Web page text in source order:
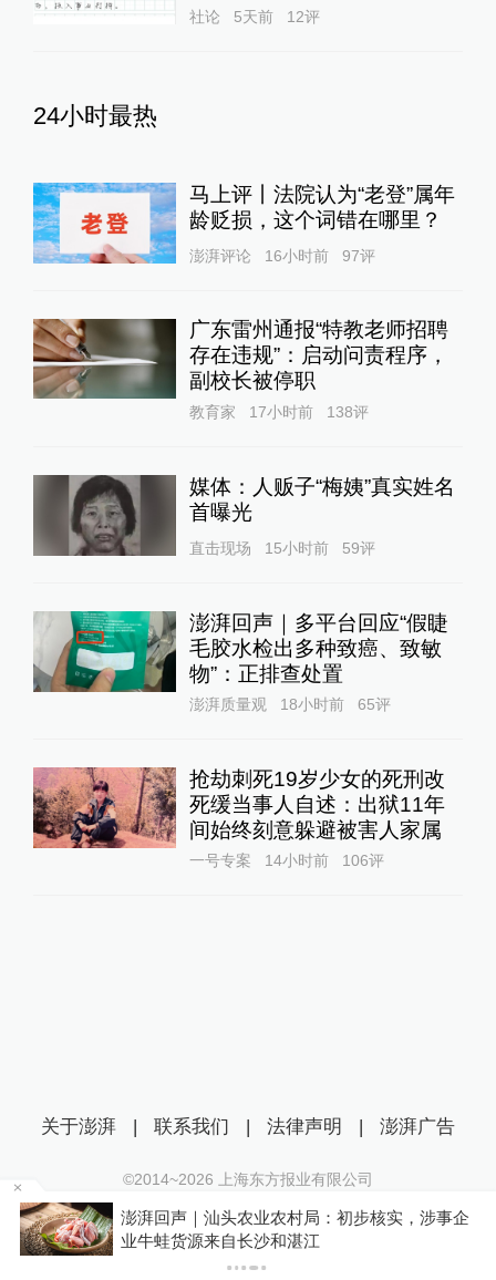
社论 5天前 12评
24小时最热
马上评丨法院认为“老登”属年
龄贬损，这个词错在哪里？
澎湃评论 16小时前 97评
广东雷州通报“特教老师招聘
存在违规”：启动问责程序，
副校长被停职
教育家 17小时前 138评
媒体：人贩子“梅姨”真实姓名
首曝光
直击现场 15小时前 59评
澎湃回声｜多平台回应“假睫
毛胶水检出多种致癌、致敏
物”：正排查处置
澎湃质量观 18小时前 65评
抢劫刺死19岁少女的死刑改
死缓当事人自述：出狱11年
间始终刻意躲避被害人家属
一号专案 14小时前 106评
澎湃回声｜汕头农业农村局：初步核实，涉事企
业牛蛙货源来自长沙和湛江
关于澎湃 | 联系我们 | 法律声明 | 澎湃广告
©2014~2026 上海东方报业有限公司
沪ICP证：沪B2-20170116 | 沪ICP备14003370号
互联网新闻信息服务许可证：31120170006
沪公网安备 31010602000299号